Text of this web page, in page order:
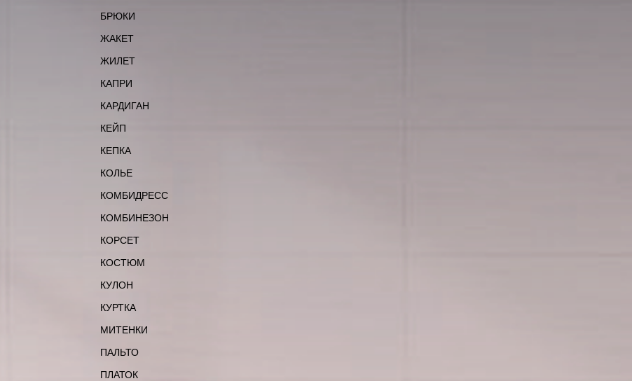
БРЮКИ
ЖАКЕТ
ЖИЛЕТ
КАПРИ
КАРДИГАН
КЕЙП
КЕПКА
КОЛЬЕ
КОМБИДРЕСС
КОМБИНЕЗОН
КОРСЕТ
КОСТЮМ
КУЛОН
КУРТКА
МИТЕНКИ
ПАЛЬТО
ПЛАТОК